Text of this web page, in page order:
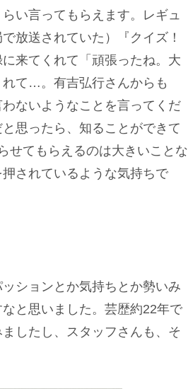
い言ってもらえます。レギュ
放送されていた）『クイズ！
来てくれて「頑張ったね。大
て…。有吉弘行さんからも
ないようなことを言ってくだ
思ったら、知ることができて
せてもらえるのは大きいことな
されているような気持ちで
ションとか気持ちとか勢いみ
と思いました。芸歴約22年で
したし、スタッフさんも、そ